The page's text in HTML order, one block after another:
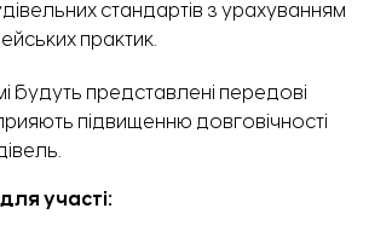
стандартів з урахуванням
практик.
будуть представлені передові
підвищенню довговічності
участі: